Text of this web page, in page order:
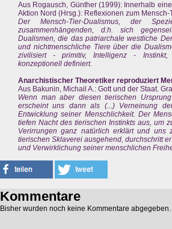
Aus Rogausch, Günther (1999): Innerhalb
Aktion Nord (Hrsg.): Reflexionen zum
Der Mensch-Tier-Dualismus, der
zusammenhängenden, d.h. sich
Dualismen, die das patriarchale westliche
und nichtmenschliche Tiere über die
zivilisiert - primitiv, Intelligenz - Instinkt,
konzeptionell definiert.
Anarchistischer Theoretiker reproduziert
Aus Bakunin, Michail A.: Gott und der Staat.
Wenn man aber diesen tierischen
erscheint uns dann als (...) Verneinung
Entwicklung seiner Menschlichkeit. Der
tiefen Nacht des tierischen Instinkts aus, um
Verirrungen ganz natürlich erklärt und uns
tierischen Sklaverei ausgehend, durchschritt
und Verwirklichung seiner menschlichen
Kommentare
Bisher wurden noch keine Kommentare abgegeben.